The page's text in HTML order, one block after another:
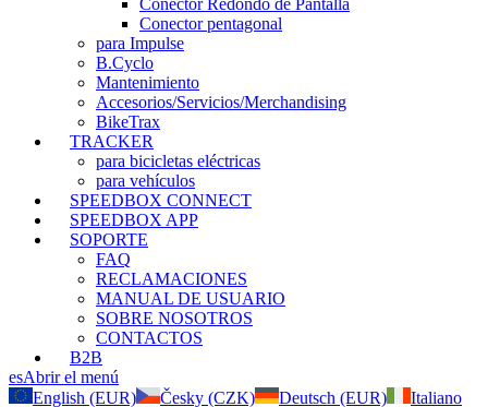
Conector Redondo de Pantalla
Conector pentagonal
para Impulse
B.Cyclo
Mantenimiento
Accesorios/Servicios/Merchandising
BikeTrax
TRACKER
para bicicletas eléctricas
para vehículos
SPEEDBOX CONNECT
SPEEDBOX APP
SOPORTE
FAQ
RECLAMACIONES
MANUAL DE USUARIO
SOBRE NOSOTROS
CONTACTOS
B2B
esAbrir el menú
English (EUR)
Česky (CZK) Deutsch (EUR)
Italiano